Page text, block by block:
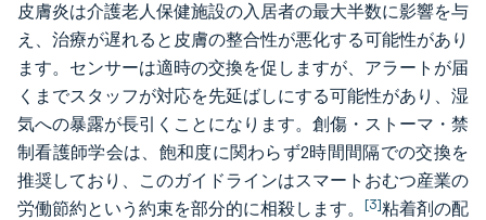
皮膚炎は介護老人保健施設の入居者の最大半数に影響を与
え、治療が遅れると皮膚の整合性が悪化する可能性があり
ます。センサーは適時の交換を促しますが、アラートが届
くまでスタッフが対応を先延ばしにする可能性があり、湿
気への暴露が長引くことになります。創傷・ストーマ・禁
制看護師学会は、飽和度に関わらず2時間間隔での交換を
推奨しており、このガイドラインはスマートおむつ産業の
労働節約という約束を部分的に相殺します。 [3]粘着剤の配